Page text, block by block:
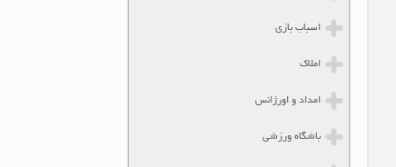
اسباب بازی
املاک
امداد و اورژانس
باشگاه ورزشی